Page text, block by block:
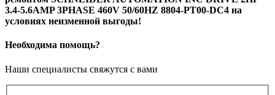
3.4-5.6AMP 3PHASE 460V 50/60HZ 8804-PT00-DC4 на
условиях неизменной выгоды!
Необходима помощь?
Наши специалисты свяжутся с вами